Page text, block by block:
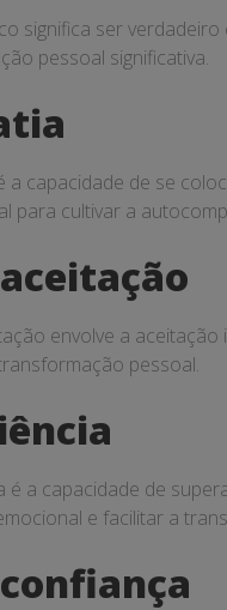
significa ser
pessoal significativa.
a capacidade de se
para cultivar a
envolve a
pessoal.
é a capacidade de
e facilitar a